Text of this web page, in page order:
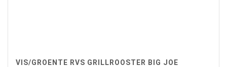
VIS/GROENTE RVS GRILLROOSTER BIG JOE